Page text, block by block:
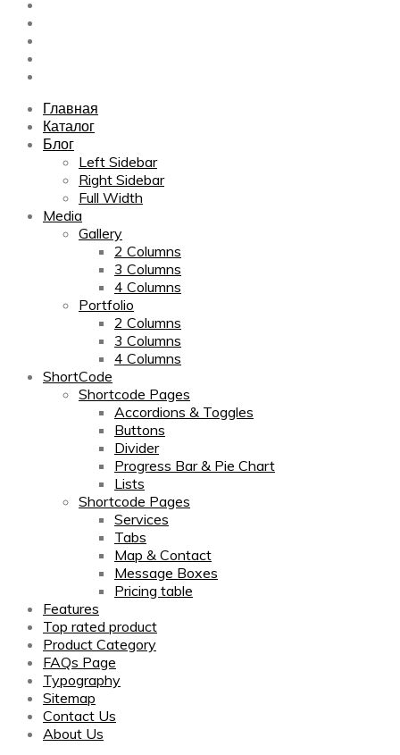
Главная
Каталог
Блог
Left Sidebar
Right Sidebar
Full Width
Media
Gallery
2 Columns
3 Columns
4 Columns
Portfolio
2 Columns
3 Columns
4 Columns
ShortCode
Shortcode Pages
Accordions & Toggles
Buttons
Divider
Progress Bar & Pie Chart
Lists
Shortcode Pages
Services
Tabs
Map & Contact
Message Boxes
Pricing table
Features
Top rated product
Product Category
FAQs Page
Typography
Sitemap
Contact Us
About Us